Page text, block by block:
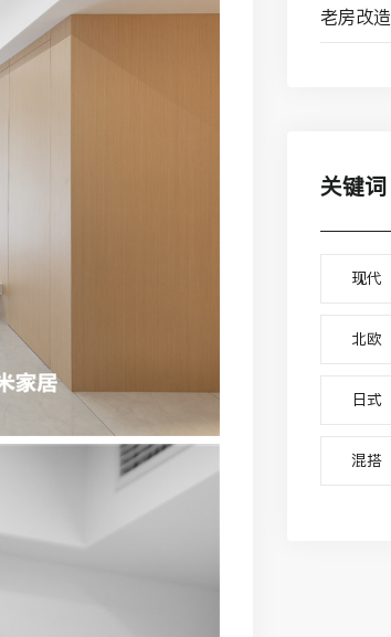
老房改造
关键词
现代
北欧
日式
混搭